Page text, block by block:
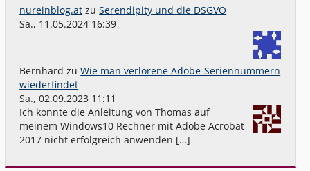
nureinblog.at zuSerendipity und die DSGVO
Sa., 11.05.2024 16:39
Bernhard zuWie man verlorene Adobe-Seriennummern
wiederfindet
Sa., 02.09.2023 11:11
Ich konnte die Anleitung von Thomas auf
meinem Windows10 Rechner mit Adobe Acrobat
2017 nicht erfolgreich anwenden […]